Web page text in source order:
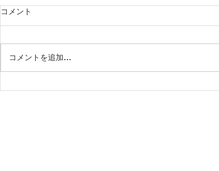
コメント
コメントを追加…